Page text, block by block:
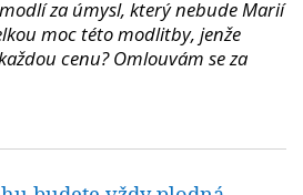
za úmysl, který nebude Marií
moc této modlitby, jenže
cenu? Omlouvám se za